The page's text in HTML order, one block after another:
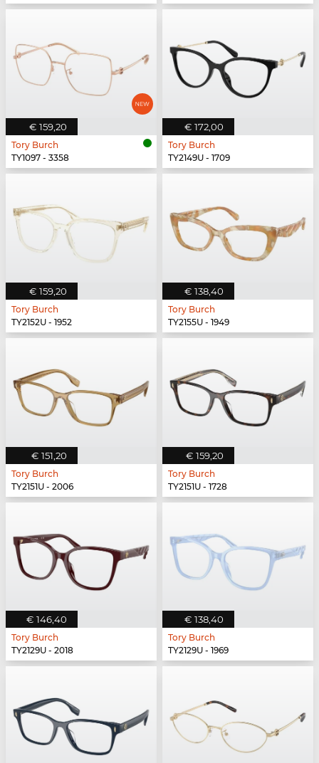
€ 159,20
Tory Burch
TY1097 - 3358
€ 172,00
Tory Burch
TY2149U - 1709
€ 159,20
Tory Burch
TY2152U - 1952
€ 138,40
Tory Burch
TY2155U - 1949
€ 151,20
Tory Burch
TY2151U - 2006
€ 159,20
Tory Burch
TY2151U - 1728
€ 146,40
Tory Burch
TY2129U - 2018
€ 138,40
Tory Burch
TY2129U - 1969